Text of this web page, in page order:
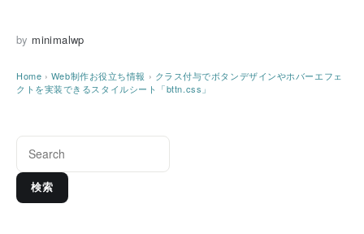
by minimalwp
Home › Web制作お役立ち情報 › クラス付与でボタンデザインやホバーエフェ
クトを実装できるスタイルシート「bttn.css」
検索